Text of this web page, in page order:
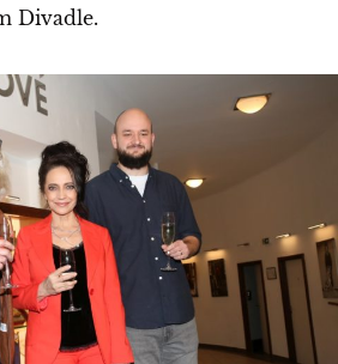
Divadle.